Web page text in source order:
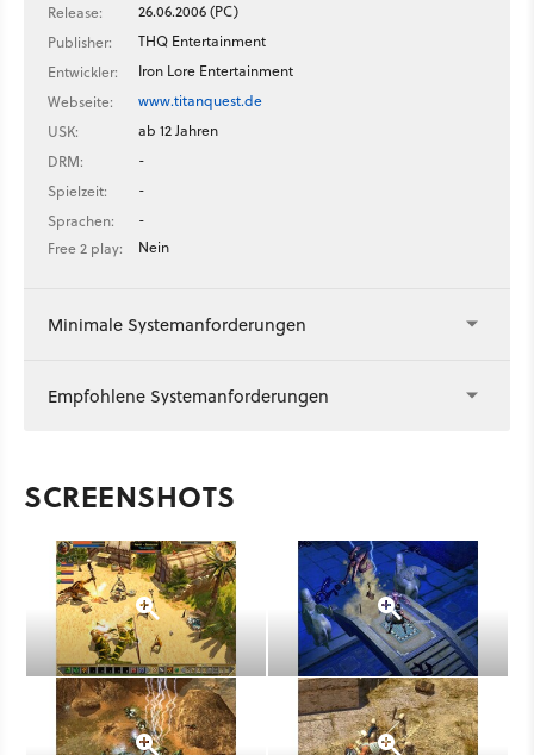
Release:
26.06.2006 (PC)
Publisher:
THQ Entertainment
Entwickler:
Iron Lore Entertainment
Webseite:
www.titanquest.de
USK:
ab 12 Jahren
DRM:
-
Spielzeit:
-
Sprachen:
-
Free 2 play:
Nein
Minimale Systemanforderungen
Empfohlene Systemanforderungen
SCREENSHOTS